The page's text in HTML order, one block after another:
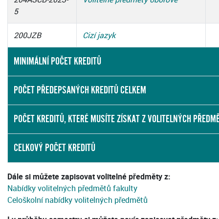
5
200JZB Cizí jazyk
MINIMÁLNÍ POČET KREDITŮ
POČET PŘEDEPSANÝCH KREDITŮ CELKEM
POČET KREDITŮ, KTERÉ MUSÍTE ZÍSKAT Z VOLITELNÝCH
CELKOVÝ POČET KREDITŮ
Dále si můžete zapisovat volitelné předměty z:
Nabídky volitelných předmětů fakulty
Celoškolní nabídky volitelných předmětů